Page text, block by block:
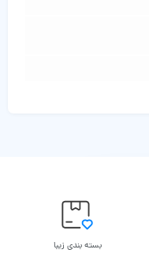
بسته بندی زیبا